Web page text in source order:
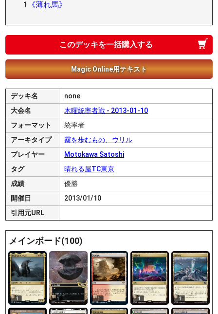
1 《薄れ馬》
このデッキを一括購入する
Magic Online用テキスト
デッキ名
none
大会名
木曜統率者戦 - 2013-01-10
フォーマット
統率者
アーキタイプ
霧を歩むもの、ウリル
プレイヤー
Motokawa Satoshi
タグ
晴れる屋TC東京
成績
優勝
開催日
2013/01/10
引用元URL
メインボード(100)
1 1 1 1 1